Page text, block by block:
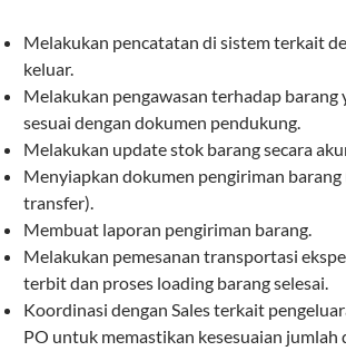
Melakukan pencatatan di sistem terkait
keluar.
Melakukan pengawasan terhadap barang
sesuai dengan dokumen pendukung.
Melakukan update stok barang secara
Menyiapkan dokumen pengiriman
transfer).
Membuat laporan pengiriman barang.
Melakukan pemesanan transportasi
terbit dan proses loading barang selesai.
Koordinasi dengan Sales terkait
PO untuk memastikan kesesuaian jumlah